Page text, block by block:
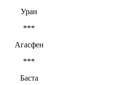
Уран
***
Агасфен
***
Баста